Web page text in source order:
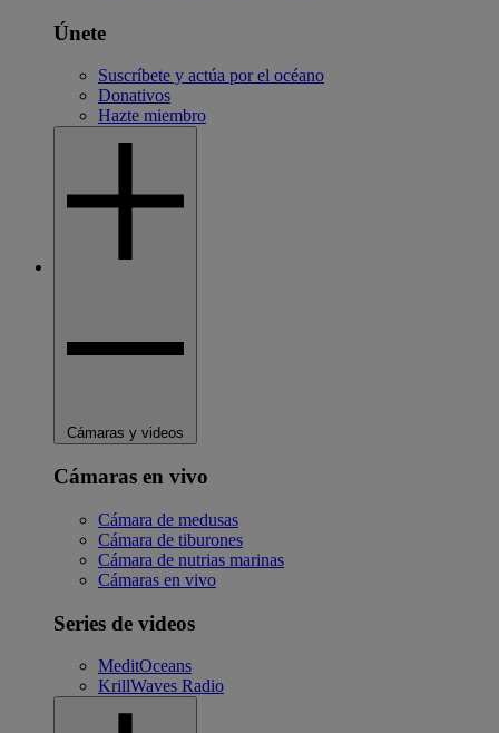
Únete
Suscríbete y actúa por el océano
Donativos
Hazte miembro
Cámaras y videos
Cámaras en vivo
Cámara de medusas
Cámara de tiburones
Cámara de nutrias marinas
Cámaras en vivo
Series de videos
MeditOceans
KrillWaves Radio